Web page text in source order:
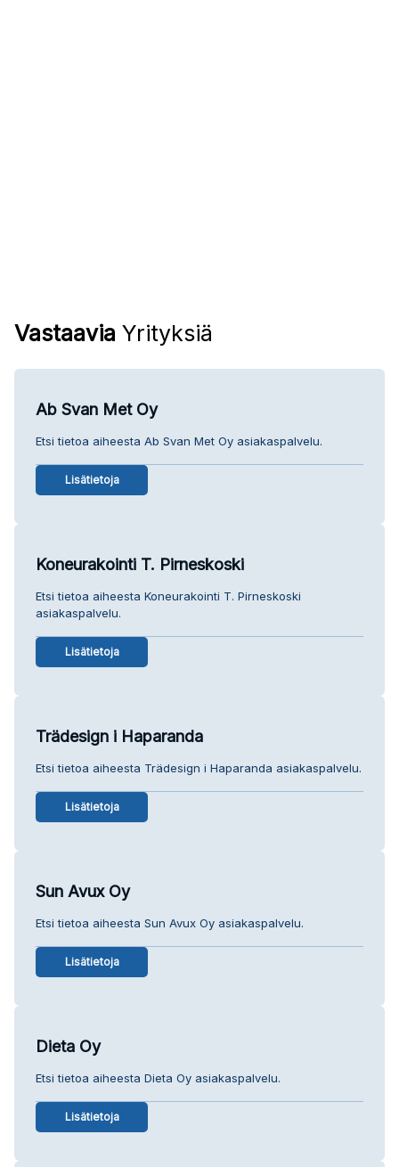
Vastaavia Yrityksiä
Ab Svan Met Oy
Etsi tietoa aiheesta Ab Svan Met Oy asiakaspalvelu.
Lisätietoja
Koneurakointi T. Pirneskoski
Etsi tietoa aiheesta Koneurakointi T. Pirneskoski
asiakaspalvelu.
Lisätietoja
Trädesign i Haparanda
Etsi tietoa aiheesta Trädesign i Haparanda asiakaspalvelu.
Lisätietoja
Sun Avux Oy
Etsi tietoa aiheesta Sun Avux Oy asiakaspalvelu.
Lisätietoja
Dieta Oy
Etsi tietoa aiheesta Dieta Oy asiakaspalvelu.
Lisätietoja